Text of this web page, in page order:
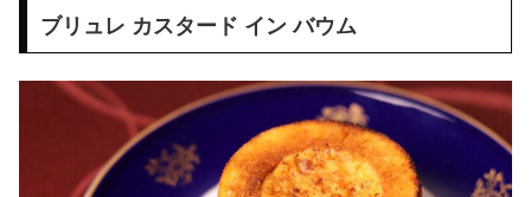
ブリュレ カスタード イン バウム